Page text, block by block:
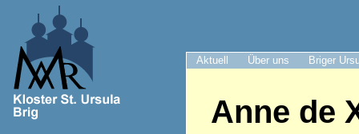
Aktuell Über uns Briger
Anne de